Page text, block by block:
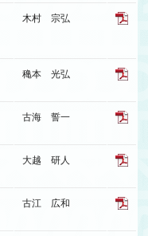
木村 宗弘
穐本 光弘
古海 誓一
大越 研人
古江 広和